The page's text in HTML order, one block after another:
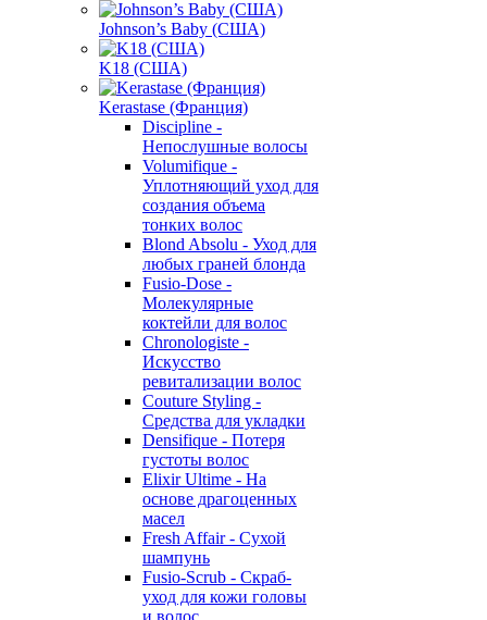
Johnson’s Baby (США)
K18 (США)
Kerastase (Франция)
Discipline -
Непослушные волосы
Volumifique -
Уплотняющий уход для
создания объема
тонких волос
Blond Absolu - Уход для
любых граней блонда
Fusio-Dose -
Молекулярные
коктейли для волос
Chronologiste -
Искусство
ревитализации волос
Couture Styling -
Средства для укладки
Densifique - Потеря
густоты волос
Elixir Ultime - На
основе драгоценных
масел
Fresh Affair - Сухой
шампунь
Fusio-Scrub - Скраб-
уход для кожи головы
и волос